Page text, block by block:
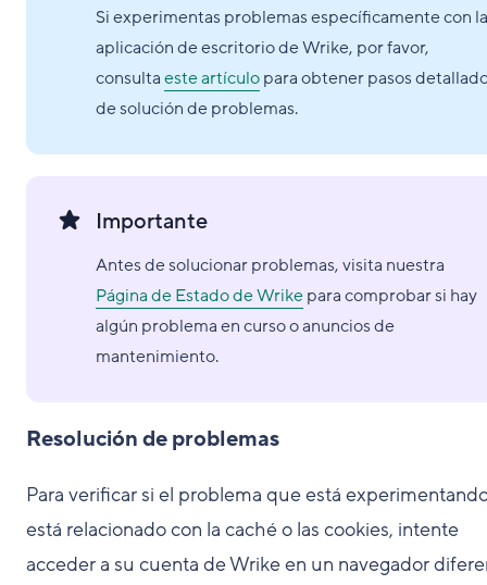
Si experimentas problemas específicamente con la
aplicación de escritorio de Wrike, por favor,
consultaeste artículopara obtener pasos
de solución de problemas.
Importante
Antes de solucionar problemas, visita nuestra
Página de Estado de Wrikepara comprobar si hay
algún problema en curso o anuncios de
mantenimiento.
Resolución de problemas
Para verificar si el problema que está
está relacionado con la caché o las cookies, intente
acceder a su cuenta de Wrike en un navegador